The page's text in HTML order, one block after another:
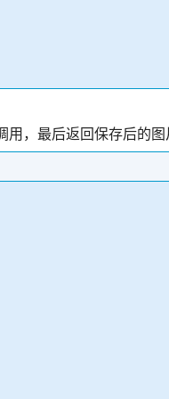
，最后返回保存后的图